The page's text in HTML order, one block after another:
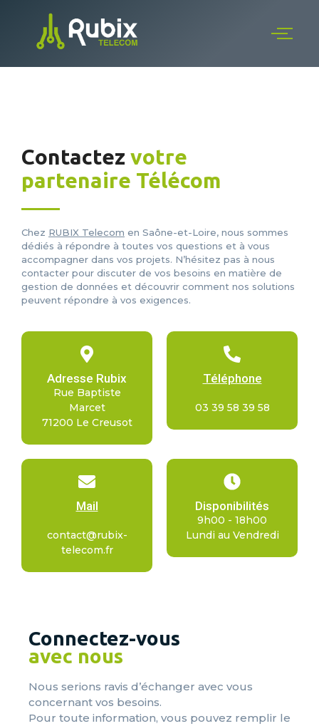
Contactez votre
partenaire Télécom
Chez RUBIX Telecom en Saône-et-Loire, nous sommes
dédiés à répondre à toutes vos questions et à vous
accompagner dans vos projets. N’hésitez pas à nous
contacter pour discuter de vos besoins en matière de
gestion de données et découvrir comment nos solutions
peuvent répondre à vos exigences.
Adresse Rubix
Rue Baptiste
Marcet
71200 Le Creusot
Téléphone
03 39 58 39 58
Mail
contact@rubix-
telecom.fr
Disponibilités
9h00 - 18h00
Lundi au Vendredi
Connectez-vous
avec nous
Nous serions ravis d’échanger avec vous
concernant vos besoins.
Pour toute information, vous pouvez remplir le